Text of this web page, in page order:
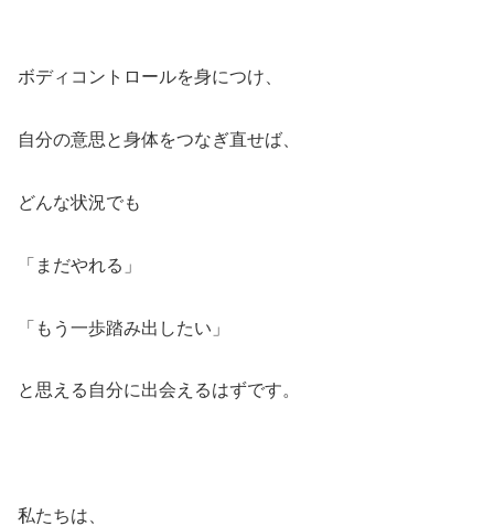
ボディコントロールを身につけ、
自分の意思と身体をつなぎ直せば、
どんな状況でも
「まだやれる」
「もう一歩踏み出したい」
と思える自分に出会えるはずです。
私たちは、